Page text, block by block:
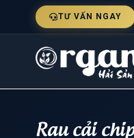
TƯ VẤN NGAY
Rau cải